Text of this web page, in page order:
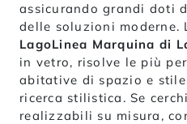
assicurando grandi doti
delle soluzioni moderne.
LagoLinea Marquina di
in vetro, risolve le più
abitative di spazio e
ricerca stilistica. Se
realizzabili su misura,